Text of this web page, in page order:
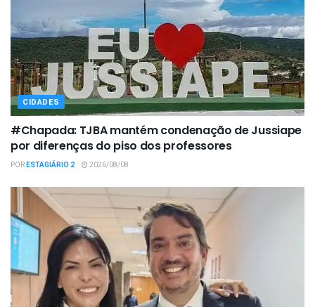
CIDADES
#Chapada: TJBA mantém condenação de Jussiape
por diferenças do piso dos professores
PORESTAGIÁRIO 2 2026/08/08